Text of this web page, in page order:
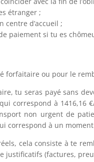
étranger ;
centre d’accueil ;
paiement si tu es
forfaitaire ou pour le
tu seras payé sans
correspond à 1416,16
non urgent de
correspond à un
cela consiste à te
justificatifs (factures,